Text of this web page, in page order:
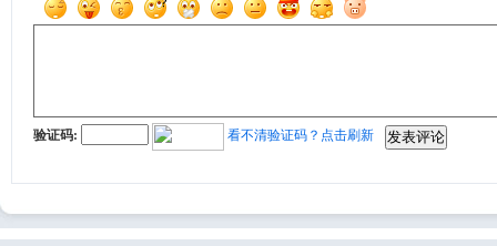
验证码: 看不清验证码？点击刷新